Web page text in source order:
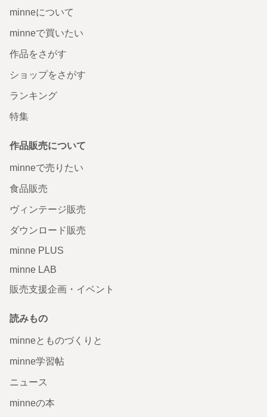
minneについて
minneで買いたい
作品をさがす
ショップをさがす
ランキング
特集
作品販売について
minneで売りたい
食品販売
ヴィンテージ販売
ダウンロード販売
minne PLUS
minne LAB
販売支援企画・イベント
読みもの
minneとものづくりと
minne学習帖
ニュース
minneの本